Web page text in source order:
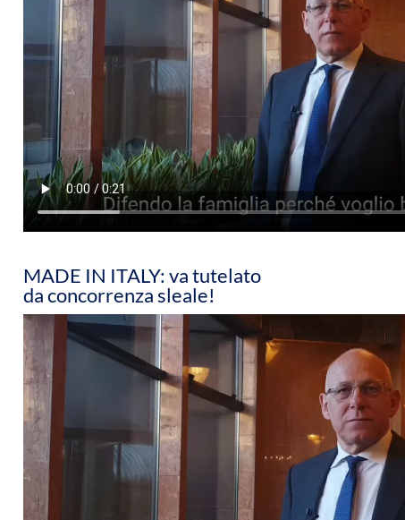
MADE IN ITALY: va tutelato
da concorrenza sleale!